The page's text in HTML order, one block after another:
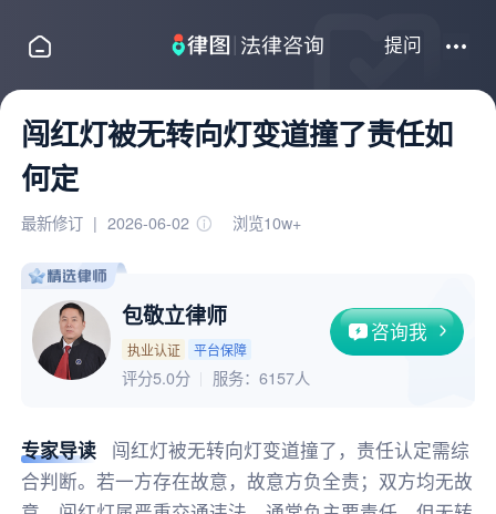
提问
闯红灯被无转向灯变道撞了责任如
何定
最新修订 | 2026-06-02 浏览10w+
包敬立律师
执业认证 平台保障
咨询我
评分5.0分 服务： 6157人
专家导读
闯红灯被无转向灯变道撞了，责任认定需综
合判断。若一方存在故意，故意方负全责；双方均无故